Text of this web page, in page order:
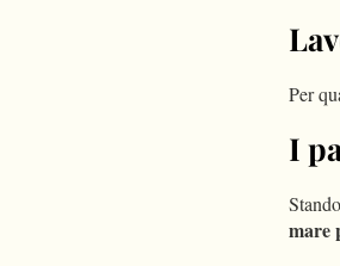
Per
I
mare